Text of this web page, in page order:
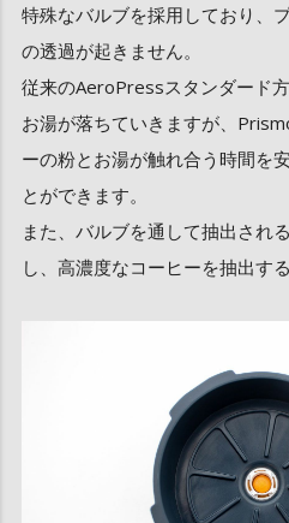
特殊なバルブを採用しており、
の透過が起きません。
従来のAeroPressスタンダード
お湯が落ちていきますが、
ーの粉とお湯が触れ合う時間を
とができます。
また、バルブを通して抽出され
し、高濃度なコーヒーを抽出す